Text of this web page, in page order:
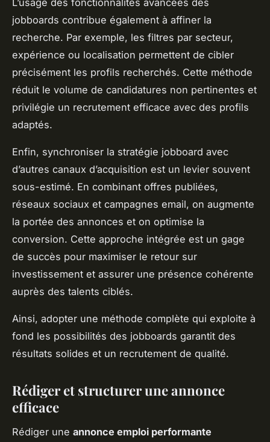
jobboards contribue également à affiner la
recherche. Par exemple, les filtres par secteur,
expérience ou localisation permettent de cibler
précisément les profils recherchés. Cette méthode
réduit le volume de candidatures non pertinentes et
privilégie un recrutement efficace avec des profils
adaptés.
Enfin, synchroniser la stratégie jobboard avec
d’autres canaux d’acquisition est un levier souvent
sous-estimé. En combinant offres publiées,
réseaux sociaux et campagnes email, on augmente
la portée des annonces et on optimise la
conversion. Cette approche intégrée est un gage
de succès pour maximiser le retour sur
investissement et assurer une présence cohérente
auprès des talents ciblés.
Ainsi, adopter une méthode complète qui exploite à
fond les possibilités des jobboards garantit des
résultats solides et un recrutement de qualité.
Rédiger et structurer une annonce
efficace
Rédiger une annonce emploi performante